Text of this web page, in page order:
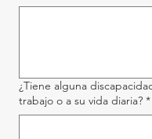
¿Tiene alguna
trabajo o a su vida diaria? *